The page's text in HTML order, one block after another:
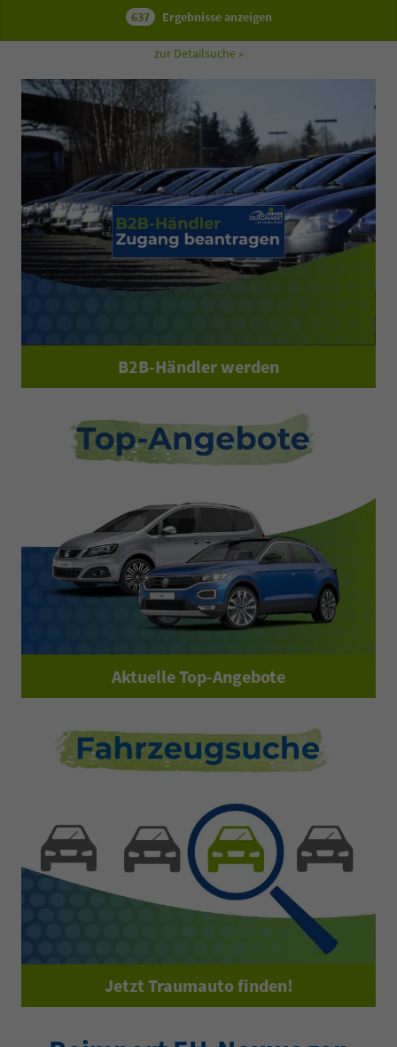
637 Ergebnisse anzeigen
zur Detailsuche »
B2B-Händler werden
Aktuelle Top-Angebote
Jetzt Traumauto finden!